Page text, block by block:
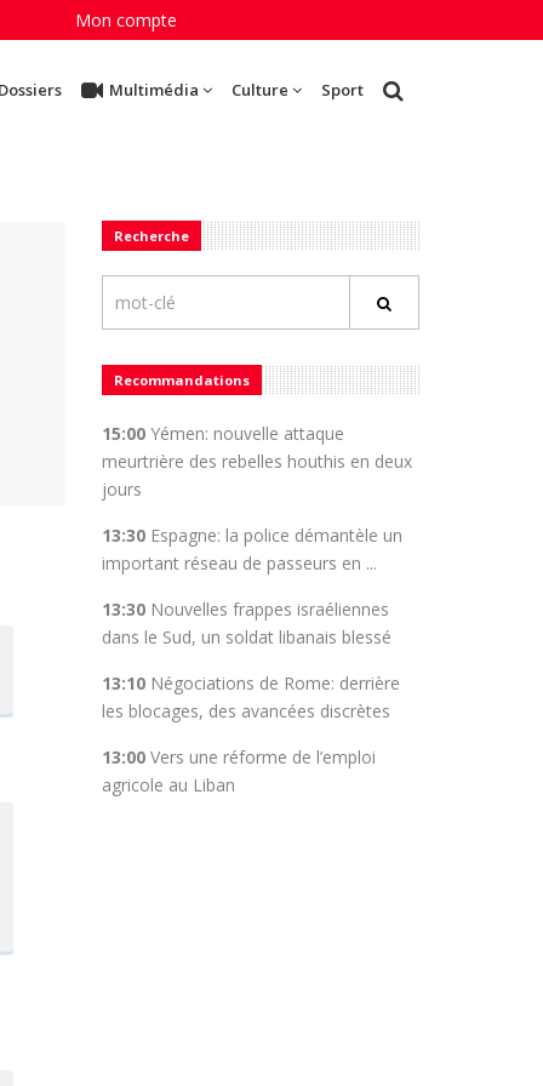
Mon compte
Multimédia Culture Sport
Recherche
Recommandations
15:00Yémen: nouvelle attaque
meurtrière des rebelles houthis en deux
jours
13:30Espagne: la police démantèle un
important réseau de passeurs en ...
13:30Nouvelles frappes israéliennes
dans le Sud, un soldat libanais blessé
13:10Négociations de Rome: derrière
les blocages, des avancées discrètes
13:00Vers une réforme de l’emploi
agricole au Liban